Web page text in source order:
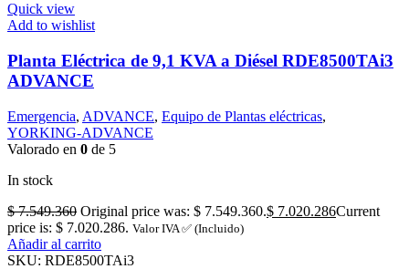
Quick view
Add to wishlist
Planta Eléctrica de 9,1 KVA a Diésel RDE8500TAi3
ADVANCE
Emergencia, ADVANCE, Equipo de Plantas eléctricas,
YORKING-ADVANCE
Valorado en 0 de 5
In stock
$7.549.360 Original price was: $ 7.549.360.$ 7.020.286Current
price is: $ 7.020.286. Valor IVA ✅ (Incluido)
Añadir al carrito
SKU: RDE8500TAi3